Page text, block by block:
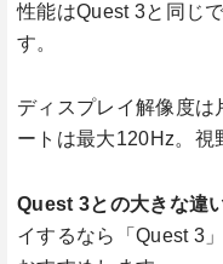
性能はQuest 3と同じ
す。
ディスプレイ解像度
ートは最大120Hz。視
Quest 3との大きな違
イするなら「Quest 3